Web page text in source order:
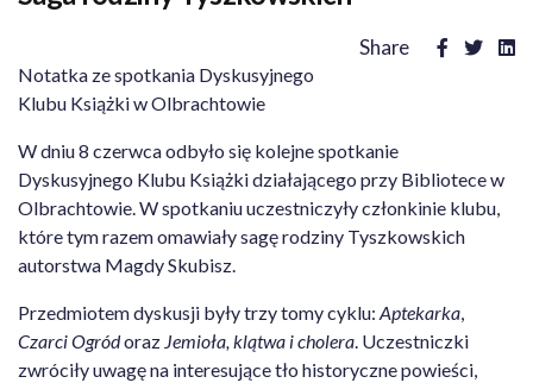
Share
Notatka ze spotkania Dyskusyjnego
Klubu Książki w Olbrachtowie
W dniu 8 czerwca odbyło się kolejne spotkanie
Dyskusyjnego Klubu Książki działającego przy Bibliotece w
Olbrachtowie. W spotkaniu uczestniczyły członkinie klubu,
które tym razem omawiały sagę rodziny Tyszkowskich
autorstwa Magdy Skubisz.
Przedmiotem dyskusji były trzy tomy cyklu: Aptekarka,
Czarci Ogródoraz Jemioła, klątwa i cholera. Uczestniczki
zwróciły uwagę na interesujące tło historyczne powieści,